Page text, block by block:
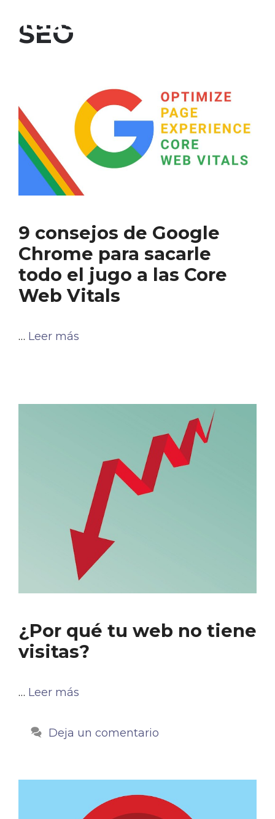
contenido
SEO
9 consejos de Google
Chrome para sacarle
todo el jugo a las Core
Web Vitals
… Leer más
¿Por qué tu web no tiene
visitas?
… Leer más
Deja un comentario